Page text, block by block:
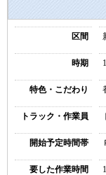
区間
時期
特色・こだわり
トラック・作業員
開始予定時間帯
要した作業時間